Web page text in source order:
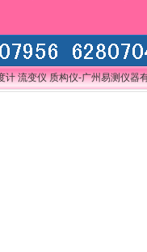
计 流变仪 质构仪-广州易测仪器